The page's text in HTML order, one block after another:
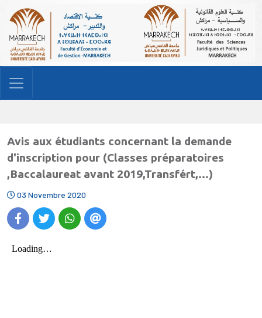
Avis aux étudiants concernant la demande
d'inscription pour (Classes préparatoires
,Baccalaureat avant 2019,Transfért,…)
03 Novembre 2020